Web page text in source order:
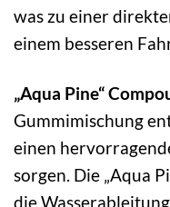
was zu einer
einem besseren
„Aqua Pine“
Gummimischung
einen
sorgen. Die „Aqua
die